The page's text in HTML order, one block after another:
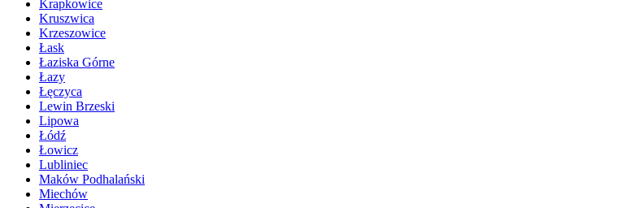
Krapkowice
Kruszwica
Krzeszowice
Łask
Łaziska Górne
Łazy
Łęczyca
Lewin Brzeski
Lipowa
Łódź
Łowicz
Lubliniec
Maków Podhalański
Miechów